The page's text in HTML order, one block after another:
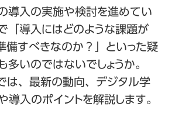
導入の実施や検討を進めてい
「導入にはどのような課題が
備すべきなのか？」といった疑
多いのではないでしょうか。
は、最新の動向、デジタル学
導入のポイントを解説します。